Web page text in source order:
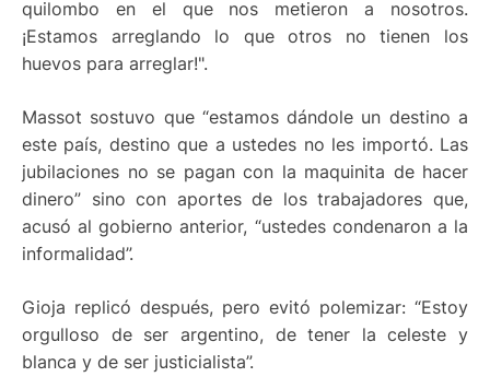
quilombo en el que nos metieron a nosotros.
¡Estamos arreglando lo que otros no tienen los
huevos para arreglar!".
Massot sostuvo que “estamos dándole un destino a
este país, destino que a ustedes no les importó. Las
jubilaciones no se pagan con la maquinita de hacer
dinero” sino con aportes de los trabajadores que,
acusó al gobierno anterior, “ustedes condenaron a la
informalidad”.
Gioja replicó después, pero evitó polemizar: “Estoy
orgulloso de ser argentino, de tener la celeste y
blanca y de ser justicialista”.